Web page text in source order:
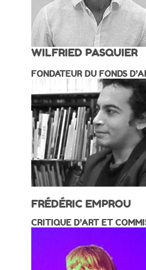
WILFRIED PASQUIER
FONDATEUR DU FONDS
FRÉDÉRIC EMPROU
CRITIQUE D’ART ET